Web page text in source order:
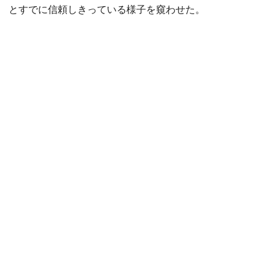
とすでに信頼しきっている様子を窺わせた。